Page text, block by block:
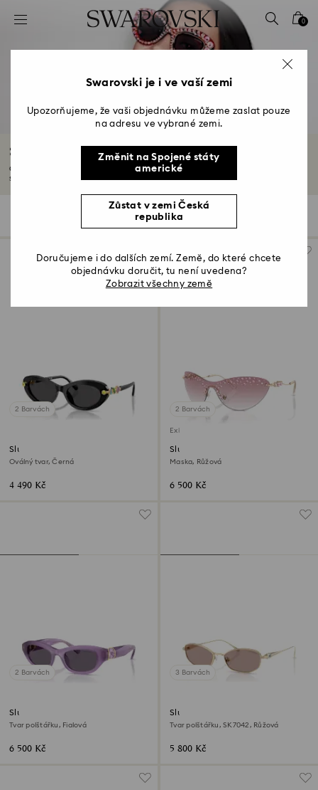
Seznam přístupových kódů
4 – Výsledky vyhledávání
0
Sluneční brýle s křišťály
Chraňte své oči a dodejte svému outfitu nenucený půvab díky našim luxusním
slunečním...
Filtr
Filtr
podle
2 Barvách
Sluneční brýle
Oválný tvar, Černá
4 490 Kč
2 Barvách
Exkluzivně on-line
Sluneční brýle
Maska, Růžová
6 500 Kč
2 Barvách
Sluneční brýle
Tvar polštářku, Fialová
6 500 Kč
3 Barvách
Sluneční brýle
Tvar polštářku, SK7042, Růžová
5 800 Kč
Swarovski je i ve vaší zemi
Upozorňujeme, že vaši objednávku můžeme zaslat pouze
na adresu ve vybrané zemi.
Změnit na Spojené státy
americké
Zůstat v zemi Česká
republika
Doručujeme i do dalších zemí. Země, do které chcete
objednávku doručit, tu není uvedena?
Zobrazit všechny země